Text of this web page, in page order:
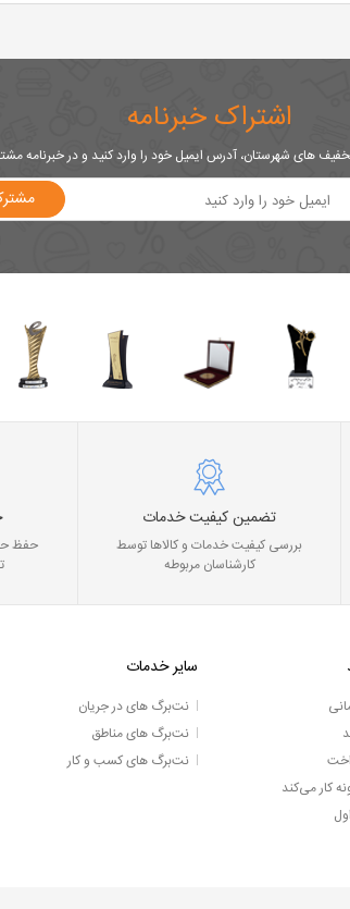
اشتراک خبرنامه
های شهرستان، آدرس ایمیل خود را وارد کنید و در خبرنامه
تضمین کیفیت خدمات
بررسی کیفیت خدمات و کالاها توسط
کارشناسان مربوطه
حفظ
کار می‌کند
سایر خدمات
نت‌برگ های در جریان
نت‌برگ های مناطق
نت‌برگ های کسب و کار